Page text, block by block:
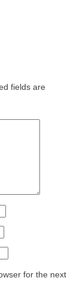
fields are
for the next